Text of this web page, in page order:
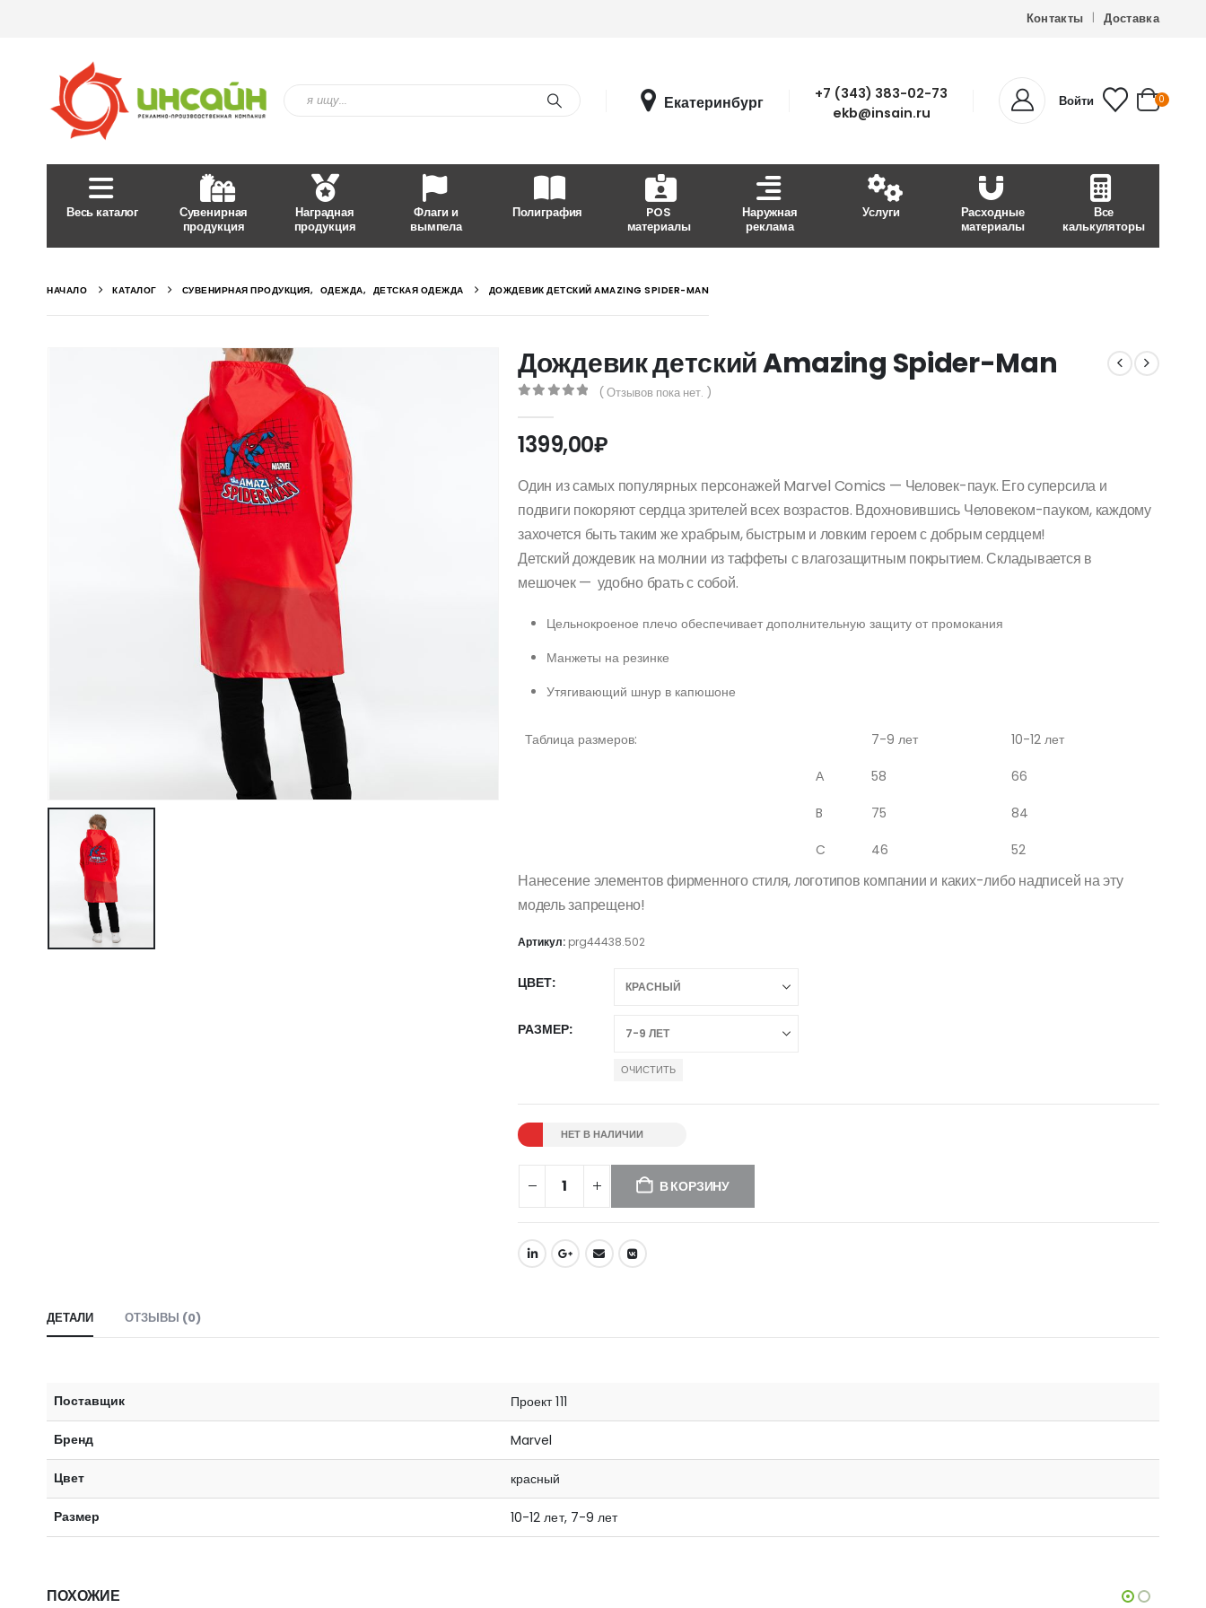
Контакты Доставка
Екатеринбург
+7 (343) 383-02-73
ekb@insain.ru
Войти 0
Весь каталог
Сувенирная
продукция
Наградная
продукция
Флаги и
вымпела
Полиграфия
POS
материалы
Наружная
реклама
Услуги
Расходные
материалы
Все
калькуляторы
НАЧАЛО КАТАЛОГ СУВЕНИРНАЯ ПРОДУКЦИЯ, ОДЕЖДА, ДЕТСКАЯ ОДЕЖДА ДОЖДЕВИК ДЕТСКИЙ AMAZING SPIDER-MAN
Дождевик детский Amazing Spider-Man
( Отзывов пока нет. )
1399,00₽
Один из самых популярных персонажей Marvel Comics — Человек-паук. Его суперсила и
подвиги покоряют сердца зрителей всех возрастов. Вдохновившись Человеком-пауком, каждому
захочется быть таким же храбрым, быстрым и ловким героем с добрым сердцем!
Детский дождевик на молнии из таффеты с влагозащитным покрытием. Складывается в
мешочек — удобно брать с собой.
Цельнокроеное плечо обеспечивает дополнительную защиту от промокания
Манжеты на резинке
Утягивающий шнур в капюшоне
Таблица размеров: 7-9 лет 10-12 лет
А 58 66
B 75 84
C 46 52
Нанесение элементов фирменного стиля, логотипов компании и каких-либо надписей на эту
модель запрещено!
Артикул: prg44438.502
ЦВЕТ
РАЗМЕР
ОЧИСТИТЬ
НЕТ В НАЛИЧИИ
В КОРЗИНУ
ДЕТАЛИ ОТЗЫВЫ (0)
Поставщик Проект 111
Бренд Marvel
Цвет красный
Размер 10-12 лет, 7-9 лет
ПОХОЖИЕ